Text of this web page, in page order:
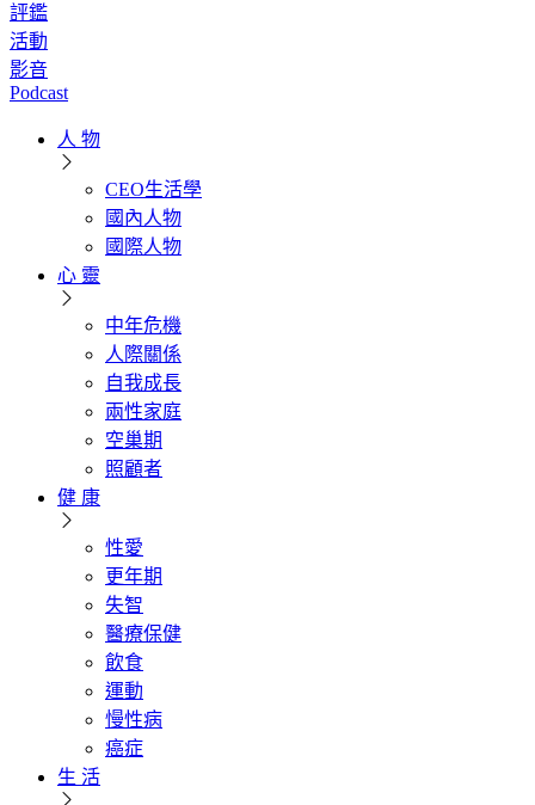
評鑑
活動
影音
Podcast
人 物
CEO生活學
國內人物
國際人物
心 靈
中年危機
人際關係
自我成長
兩性家庭
空巢期
照顧者
健 康
性愛
更年期
失智
醫療保健
飲食
運動
慢性病
癌症
生 活